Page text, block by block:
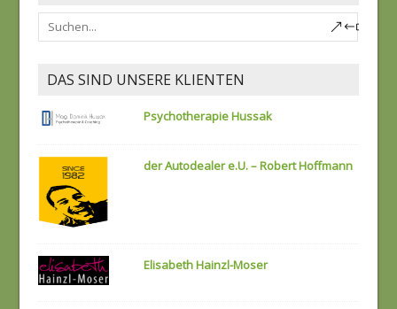
DAS SIND UNSERE KLIENTEN
Psychotherapie Hussak
der Autodealer e.U. – Robert Hoffmann
Elisabeth Hainzl-Moser